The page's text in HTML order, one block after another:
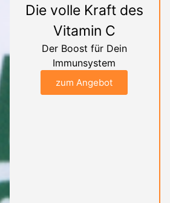
Die volle Kraft des
Vitamin C
Der Boost für Dein
Immunsystem
zum Angebot